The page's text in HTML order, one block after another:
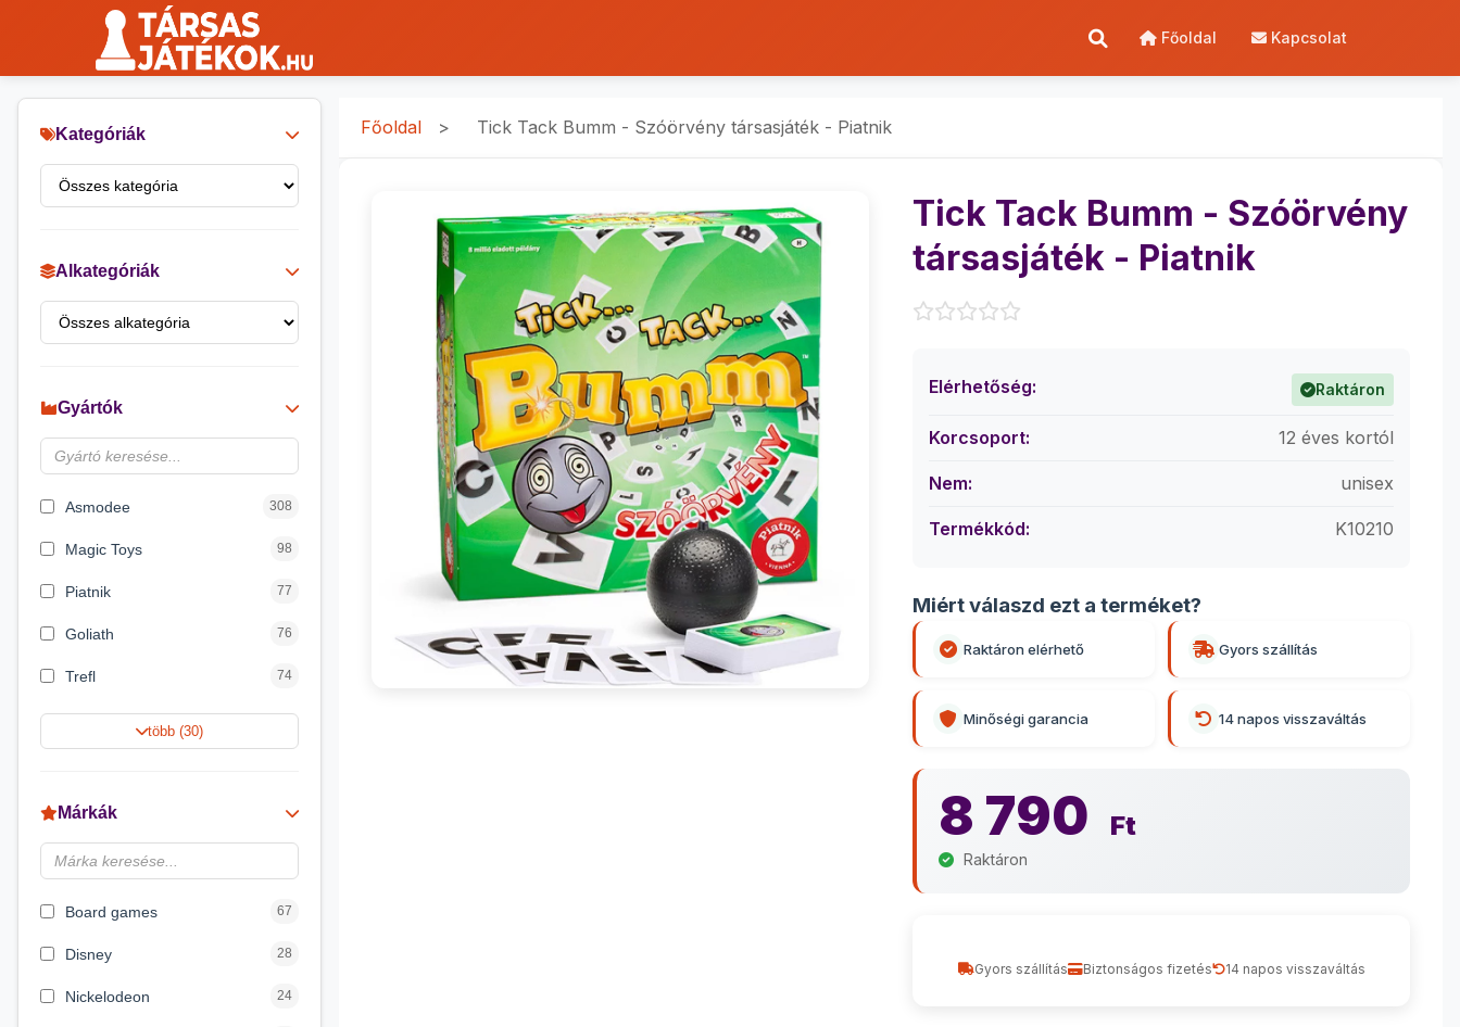
Főoldal Kapcsolat
Kategóriák
Alkategóriák
Gyártók
Asmodee 308
Magic Toys 98
Piatnik 77
Goliath 76
Trefl 74
Keller&Mayer 60
Spin Master
Delta Vision 28
több (30)
Márkák
Board games 67
Disney 28
Nickelodeon 24
Főoldal > Tick Tack Bumm - Szóörvény társasjáték - Piatnik
Tick Tack Bumm - Szóörvény
társasjáték - Piatnik
Elérhetőség: Raktáron
Korcsoport: 12 éves kortól
Nem: unisex
Termékkód: K10210
Miért válaszd ezt a terméket?
Raktáron elérhető Gyors szállítás
Minőségi garancia 14 napos visszaváltás
8 790 Ft
Raktáron
Gyors szállítás Biztonságos fizetés 14 napos visszaváltás